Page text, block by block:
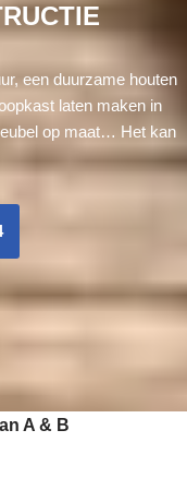
een duurzame houten
laten maken in
op maat… Het kan
A & B